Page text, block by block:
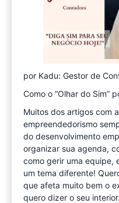
por Kadu: Gestor de
Como o “Olhar do Sim”
Muitos dos artigos com
empreendedorismo
do desenvolvimento
organizar sua agenda,
como gerir uma
um tema diferente!
que afeta muito bem o
quero dizer o seu